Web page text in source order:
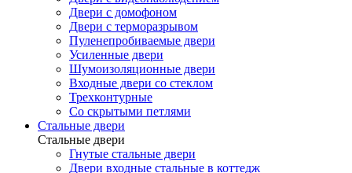
Двери с домофоном
Двери с терморазрывом
Пуленепробиваемые двери
Усиленные двери
Шумоизоляционные двери
Входные двери со стеклом
Трехконтурные
Со скрытыми петлями
Стальные двери
Стальные двери
Гнутые стальные двери
Двери входные стальные в коттедж